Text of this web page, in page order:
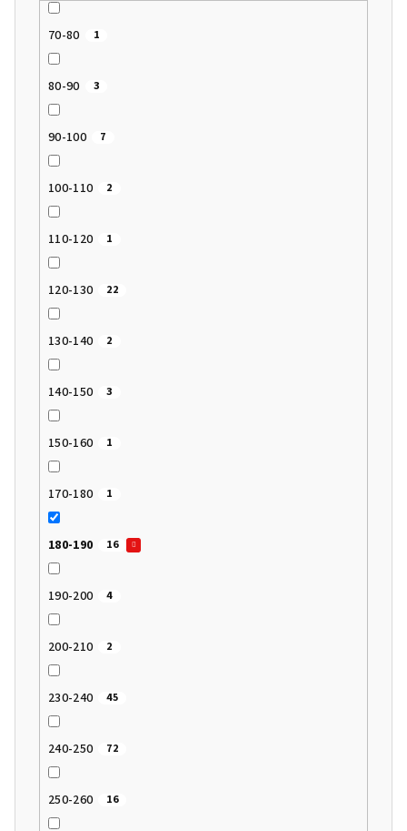
70-80 1
80-90 3
90-100 7
100-110 2
110-120 1
120-130 22
130-140 2
140-150 3
150-160 1
170-180 1
180-190 16
190-200 4
200-210 2
230-240 45
240-250 72
250-260 16